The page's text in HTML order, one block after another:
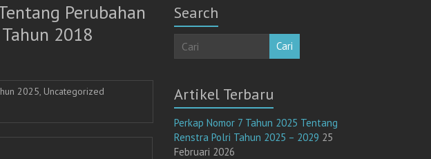
Perubahan
2018
2025, Uncategorized
Search
Cari
Artikel Terbaru
Perkap Nomor 7 Tahun 2025 Tentang
Renstra Polri Tahun 2025 – 2029 25
Februari 2026